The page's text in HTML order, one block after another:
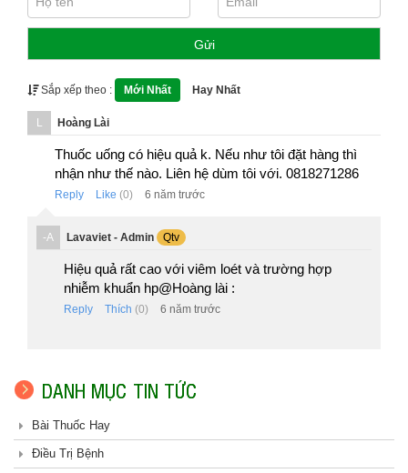
Gửi
Sắp xếp theo : Mới Nhất Hay Nhất
L Hoàng Lài
Thuốc uống có hiệu quả k. Nếu như tôi đặt hàng thì
nhận như thế nào. Liên hệ dùm tôi với. 0818271286
Reply Like (0) 6 năm trước
-A Lavaviet - Admin Qtv
Hiệu quả rất cao với viêm loét và trường hợp
nhiễm khuẩn hp@Hoàng lài :
Reply Thích (0) 6 năm trước
DANH MỤC TIN TỨC
Bài Thuốc Hay
Điều Trị Bệnh